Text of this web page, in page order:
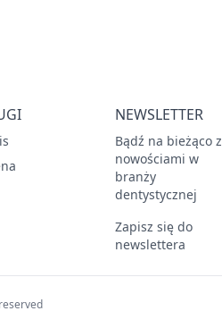
NEWSLETTER
Bądź na bieżąco z
nowościami w
branży
dentystycznej
Zapisz się do
newslettera